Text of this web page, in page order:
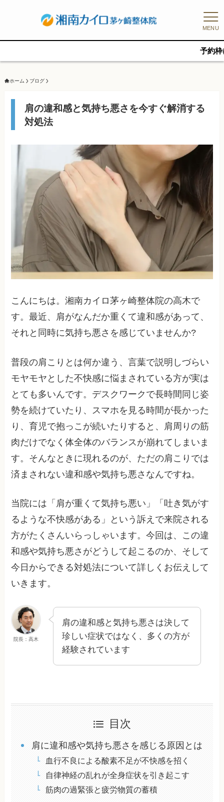
MENU
予約枠に限りがあ
ホーム ブログ
肩の違和感と気持ち悪さを今すぐ解消する
対処法
こんにちは。湘南カイロ茅ヶ崎整体院の高木で
す。最近、肩がなんだか重くて違和感があって、
それと同時に気持ち悪さを感じていませんか?
普段の肩こりとは何か違う、言葉で説明しづらい
モヤモヤとした不快感に悩まされている方が実は
とても多いんです。デスクワークで長時間同じ姿
勢を続けていたり、スマホを見る時間が長かった
り、育児で抱っこが続いたりすると、肩周りの筋
肉だけでなく体全体のバランスが崩れてしまいま
す。そんなときに現れるのが、ただの肩こりでは
済まされない違和感や気持ち悪さなんですね。
当院には「肩が重くて気持ち悪い」「吐き気がす
るような不快感がある」という訴えで来院される
方がたくさんいらっしゃいます。今回は、この違
和感や気持ち悪さがどうして起こるのか、そして
今日からできる対処法について詳しくお伝えして
いきます。
院長：高木
肩の違和感と気持ち悪さは決して
珍しい症状ではなく、多くの方が
経験されています
目次
肩に違和感や気持ち悪さを感じる原因とは
血行不良による酸素不足が不快感を招く
自律神経の乱れが全身症状を引き起こす
筋肉の過緊張と疲労物質の蓄積